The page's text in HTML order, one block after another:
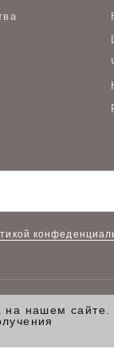
на нашем сайте.